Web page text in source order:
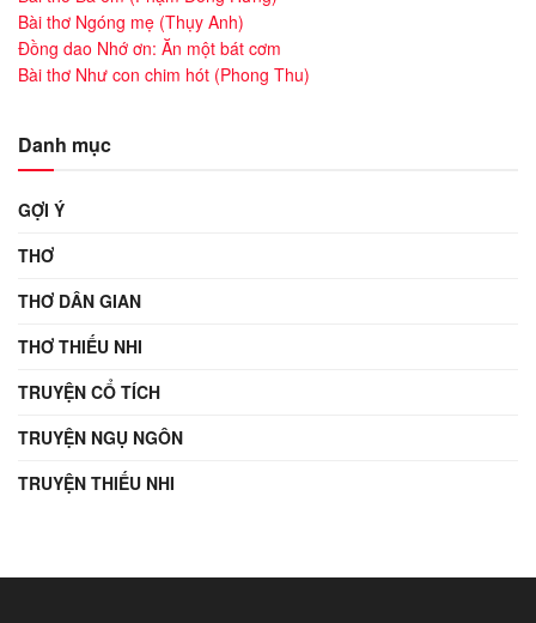
Bài thơ Ngóng mẹ (Thụy Anh)
Đồng dao Nhớ ơn: Ăn một bát cơm
Bài thơ Như con chim hót (Phong Thu)
Danh mục
GỢI Ý
THƠ
THƠ DÂN GIAN
THƠ THIẾU NHI
TRUYỆN CỔ TÍCH
TRUYỆN NGỤ NGÔN
TRUYỆN THIẾU NHI